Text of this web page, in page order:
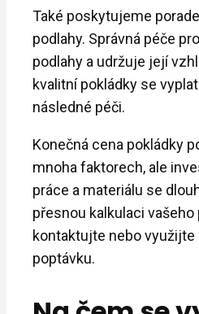
Také poskytujeme
podlahy. Správná péče
podlahy a udržuje její
kvalitní pokládky se
následné péči.
Konečná cena pokládky
mnoha faktorech, ale
práce a materiálu se
přesnou kalkulaci
kontaktujte nebo využijte
poptávku.